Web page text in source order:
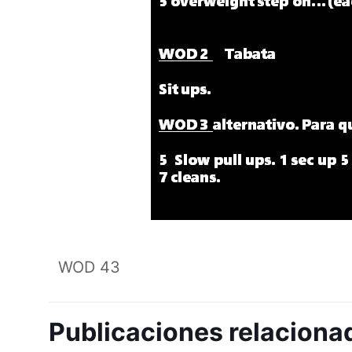
WOD 43
Publicaciones